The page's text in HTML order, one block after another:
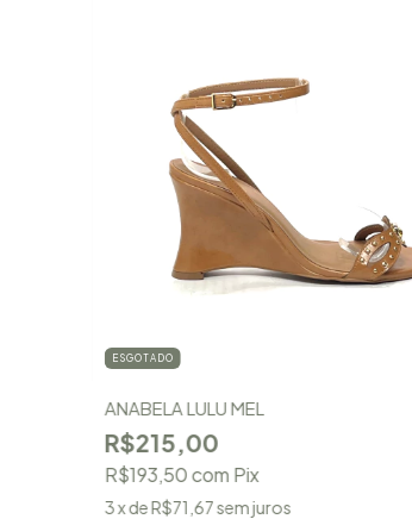
ESGOTADO
ANABELA LULU MEL
R$215,00
R$193,50com Pix
3x deR$71,67sem juros